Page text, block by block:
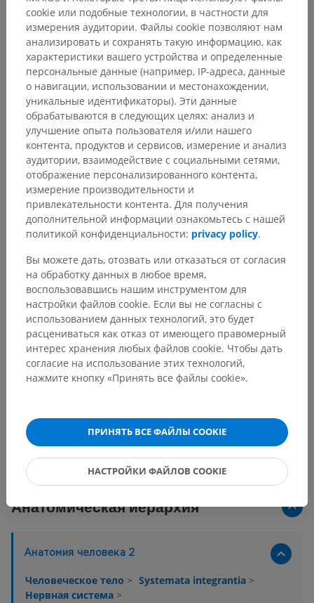
Анатомическая иерархия
Анатомия человека 2
Человеческое тело > Systemata integrantia >
Нервная система >
cookie или подобные технологии, в частности для
измерения аудитории. Файлы cookie позволяют нам
анализировать и сохранять такую информацию, как
характеристики вашего устройства и определенные
персональные данные (например, IP-адреса, данные
о навигации, использовании и местонахождении,
уникальные идентификаторы). Эти данные
обрабатываются в следующих целях: анализ и
улучшение опыта пользователя и/или нашего
контента, продуктов и сервисов, измерение и анализ
аудитории, взаимодействие с социальными сетями,
отображение персонализированного контента,
измерение производительности и
привлекательности контента. Для получения
дополнительной информации ознакомьтесь с нашей
политикой конфиденциальности: privacy policy.
Вы можете дать, отозвать или отказаться от согласия
на обработку данных в любое время,
воспользовавшись нашим инструментом для
настройки файлов cookie. Если вы не согласны с
использованием данных технологий, это будет
расцениваться как отказ от имеющего правомерный
интерес хранения любых файлов cookie. Чтобы дать
согласие на использование этих технологий,
нажмите кнопку «Принять все файлы cookie».
ПРИНЯТЬ ВСЕ ФАЙЛЫ COOKIE
НАСТРОЙКИ ФАЙЛОВ COOKIE